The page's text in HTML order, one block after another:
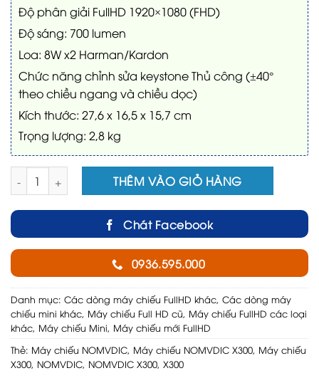
Độ phân giải FullHD 1920×1080 (FHD)
Độ sáng: 700 lumen
Loa: 8W x2 Harman/Kardon
Chức năng chỉnh sửa keystone Thủ công (±40°
theo chiều ngang và chiều dọc)
Kích thước: 27,6 x 16,5 x 15,7 cm
Trọng lượng: 2,8 kg
Máy chiếu NOMVDIC X300 số lượng
THÊM VÀO GIỎ HÀNG
Chát Facebook
0936.595.000
Danh mục: Các dòng máy chiếu FullHD khác, Các dòng máy
chiếu mini khác, Máy chiếu Full HD cũ, Máy chiếu FullHD các loại
khác, Máy chiếu Mini, Máy chiếu mới FullHD
Thẻ: Máy chiếu NOMVDIC, Máy chiếu NOMVDIC X300, Máy chiếu
X300, NOMVDIC, NOMVDIC X300, X300